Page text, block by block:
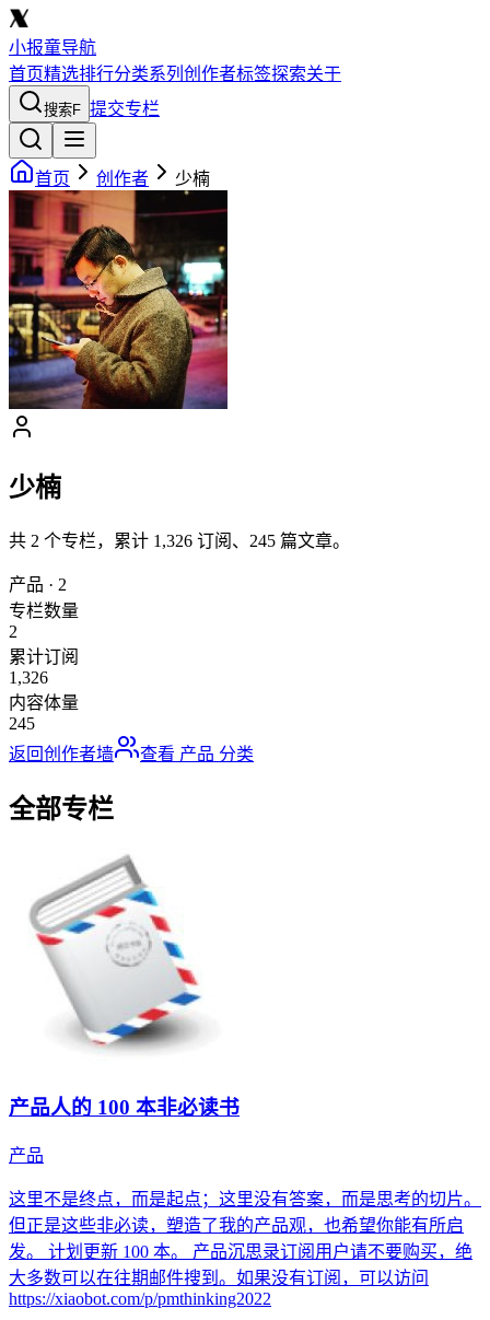
小报童导航
首页精选排行分类系列 创作者标签探索关于
搜索F 提交专栏
首页 创作者 少楠
少楠
共 2 个专栏，累计 1,326 订阅、 245 篇文章。
产品 · 2
专栏数量
2
累计订阅
1,326
内容体量
245
返回创作者墙
查看 产品 分类
全部专栏
产品人的 100 本非必读书
产品
这里不是终点，而是起点；这里没有答案，而是思考的切片。
但正是这些非必读，塑造了我的产品观，也希望你能有所启
发。 计划更新 100 本。 产品沉思录订阅用户请不要购买，绝
大多数可以在往期邮件搜到。如果没有订阅，可以访问
https://xiaobot.com/p/pmthinking2022